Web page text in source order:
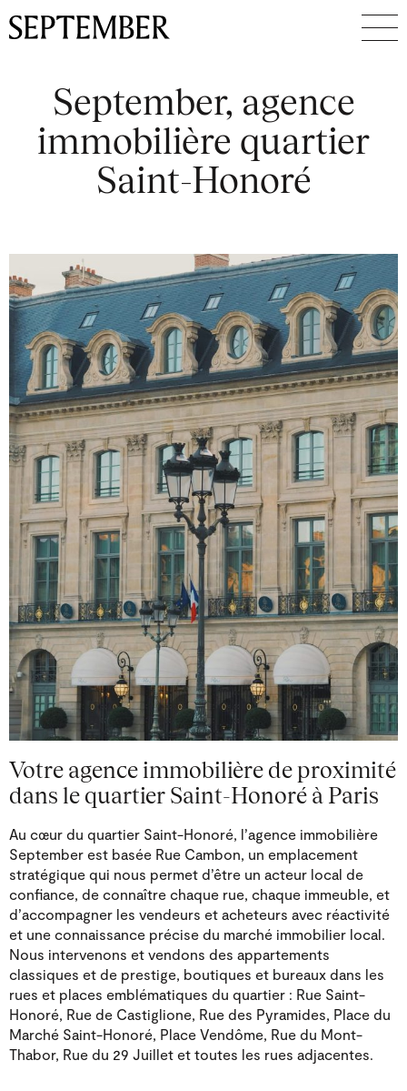
September, agence
immobilière quartier
Saint-Honoré
Votre agence immobilière de proximité
dans le quartier Saint-Honoré à Paris
Au cœur du quartier Saint-Honoré, l’agence immobilière
September est basée Rue Cambon, un emplacement
stratégique qui nous permet d’être un acteur local de
confiance, de connaître chaque rue, chaque immeuble, et
d’accompagner les vendeurs et acheteurs avec réactivité
et une connaissance précise du marché immobilier local.
Nous intervenons et vendons des appartements
classiques et de prestige, boutiques et bureaux dans les
rues et places emblématiques du quartier : Rue Saint-
Honoré, Rue de Castiglione, Rue des Pyramides, Place du
Marché Saint-Honoré, Place Vendôme, Rue du Mont-
Thabor, Rue du 29 Juillet et toutes les rues adjacentes.